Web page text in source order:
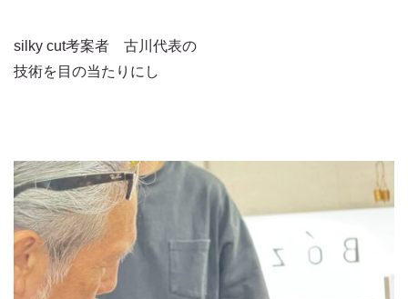
silky cut考案者 古川代表の
技術を目の当たりにし